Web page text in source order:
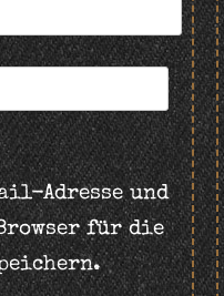
Adresse und
für die